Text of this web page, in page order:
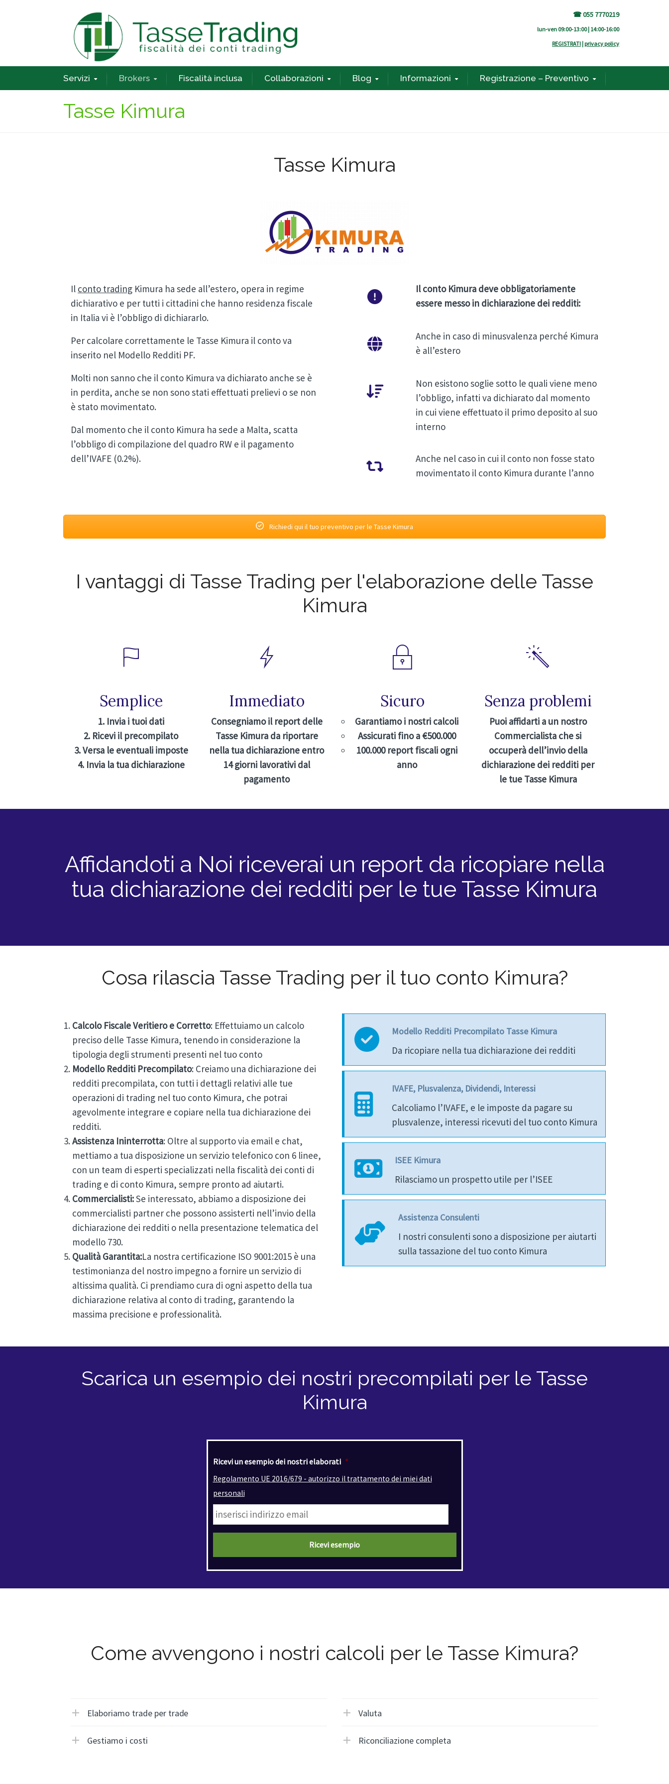
☎ 055 7770219
lun-ven 09:00-13:00 | 14:00-16:00
REGISTRATI | privacy policy
Servizi Brokers Fiscalità inclusa Collaborazioni Blog Informazioni Registrazione – Preventivo
Tasse Kimura
Tasse Kimura
Il conto trading Kimura ha sede all’estero, opera in regime
dichiarativo e per tutti i cittadini che hanno residenza fiscale
in Italia vi è l’obbligo di dichiararlo.
Per calcolare correttamente le Tasse Kimura il conto va
inserito nel Modello Redditi PF.
Molti non sanno che il conto Kimura va dichiarato anche se è
in perdita, anche se non sono stati effettuati prelievi o se non
è stato movimentato.
Dal momento che il conto Kimura ha sede a Malta, scatta
l’obbligo di compilazione del quadro RW e il pagamento
dell’IVAFE (0.2%).
Il conto Kimura deve obbligatoriamente
essere messo in dichiarazione dei redditi:
Anche in caso di minusvalenza perché Kimura
è all’estero
Non esistono soglie sotto le quali viene meno
l’obbligo, infatti va dichiarato dal momento
in cui viene effettuato il primo deposito al suo
interno
Anche nel caso in cui il conto non fosse stato
movimentato il conto Kimura durante l’anno
Richiedi qui il tuo preventivo per le Tasse Kimura
I vantaggi di Tasse Trading per l'elaborazione delle Tasse
Kimura
Semplice
1. Invia i tuoi dati
2. Ricevi il precompilato
3. Versa le eventuali imposte
4. Invia la tua dichiarazione
Immediato
Consegniamo il report delle
Tasse Kimura da riportare
nella tua dichiarazione entro
14 giorni lavorativi dal
pagamento
Sicuro
Garantiamo i nostri calcoli
Assicurati fino a €500.000
100.000 report fiscali ogni
anno
Senza problemi
Puoi affidarti a un nostro
Commercialista che si
occuperà dell’invio della
dichiarazione dei redditi per
le tue Tasse Kimura
Affidandoti a Noi riceverai un report da ricopiare nella
tua dichiarazione dei redditi per le tue Tasse Kimura
Cosa rilascia Tasse Trading per il tuo conto Kimura?
Calcolo Fiscale Veritiero e Corretto: Effettuiamo un calcolo
preciso delle Tasse Kimura, tenendo in considerazione la
tipologia degli strumenti presenti nel tuo conto
Modello Redditi Precompilato: Creiamo una dichiarazione dei
redditi precompilata, con tutti i dettagli relativi alle tue
operazioni di trading nel tuo conto Kimura, che potrai
agevolmente integrare e copiare nella tua dichiarazione dei
redditi.
Assistenza Ininterrotta: Oltre al supporto via email e chat,
mettiamo a tua disposizione un servizio telefonico con 6 linee,
con un team di esperti specializzati nella fiscalità dei conti di
trading e di conto Kimura, sempre pronto ad aiutarti.
Commercialisti:Se interessato, abbiamo a disposizione dei
commercialisti partner che possono assisterti nell’invio della
dichiarazione dei redditi o nella presentazione telematica del
modello 730.
Qualità Garantita:La nostra certificazione ISO 9001:2015 è una
testimonianza del nostro impegno a fornire un servizio di
altissima qualità. Ci prendiamo cura di ogni aspetto della tua
dichiarazione relativa al conto di trading, garantendo la
massima precisione e professionalità.
Modello Redditi Precompilato Tasse Kimura
Da ricopiare nella tua dichiarazione dei redditi
IVAFE, Plusvalenza, Dividendi, Interessi
Calcoliamo l’IVAFE, e le imposte da pagare su
plusvalenze, interessi ricevuti del tuo conto Kimura
ISEE Kimura
Rilasciamo un prospetto utile per l’ISEE
Assistenza Consulenti
I nostri consulenti sono a disposizione per aiutarti
sulla tassazione del tuo conto Kimura
Scarica un esempio dei nostri precompilati per le Tasse
Kimura
Ricevi un esempio dei nostri elaborati *
Regolamento UE 2016/679 - autorizzo il trattamento dei miei dati
personali
Come avvengono i nostri calcoli per le Tasse Kimura?
Elaboriamo trade per trade
Gestiamo i costi
Valuta
Riconciliazione completa